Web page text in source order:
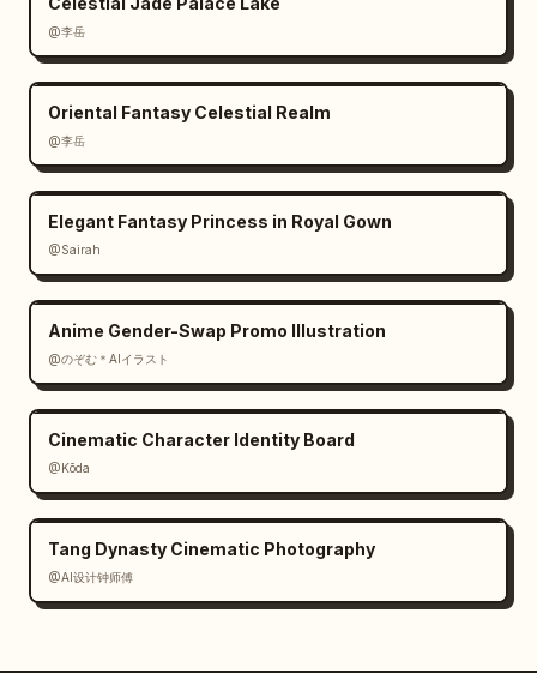
@李岳
Oriental Fantasy Celestial Realm
@李岳
Elegant Fantasy Princess in Royal Gown
@Sairah
Anime Gender-Swap Promo Illustration
@のぞむ＊AIイラスト
Cinematic Character Identity Board
@Kōda
Tang Dynasty Cinematic Photography
@AI设计钟师傅